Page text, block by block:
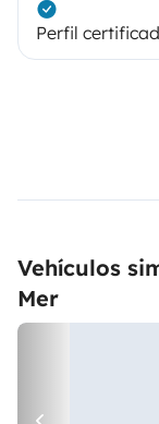
Perfil
Vehículos
Mer